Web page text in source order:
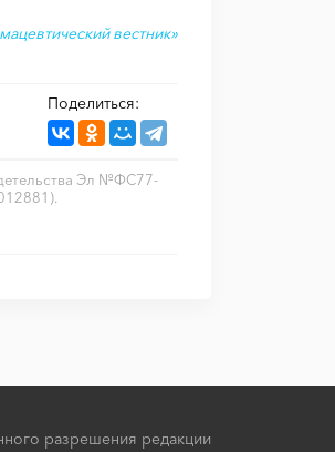
вестник»
Поделиться:
Эл №ФС77-
разрешения редакции